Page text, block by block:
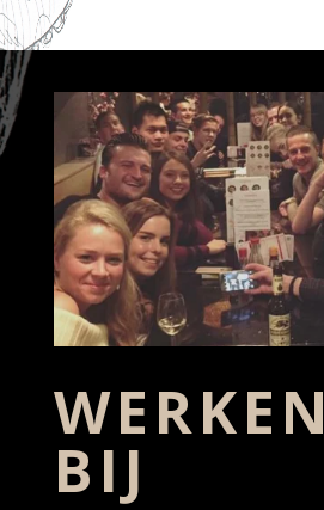
WERKEN
BIJ